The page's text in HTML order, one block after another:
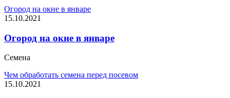
Огород на окне в январе
15.10.2021
Огород на окне в январе
Семена
Чем обработать семена перед посевом
15.10.2021